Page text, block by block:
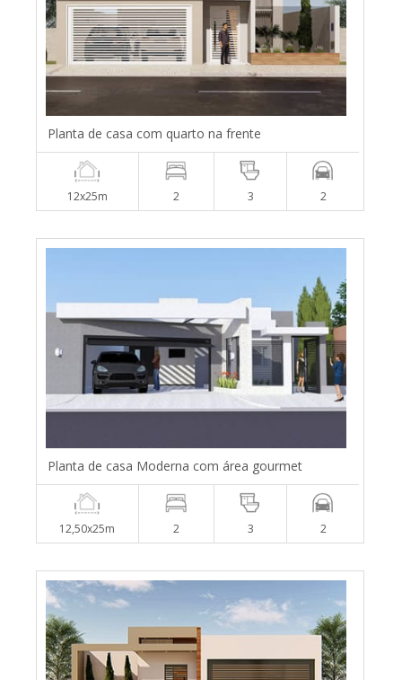
Planta de casa com quarto na frente
12x25m 2 3 2
Planta de casa Moderna com área gourmet
12,50x25m 2 3 2